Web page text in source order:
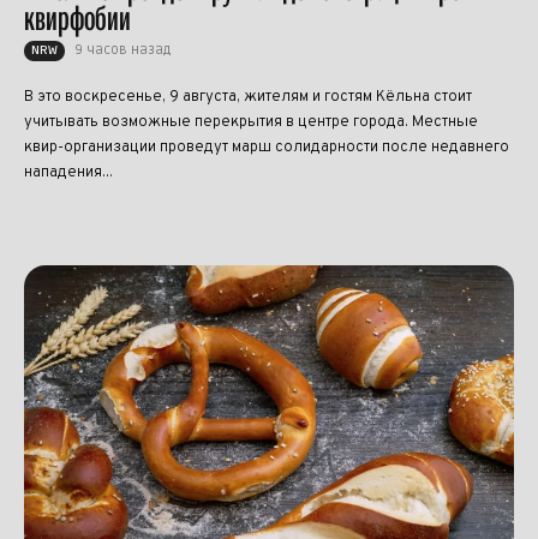
квирфобии
NRW 9 часов назад
В это воскресенье, 9 августа, жителям и гостям Кёльна стоит
учитывать возможные перекрытия в центре города. Местные
квир-организации проведут марш солидарности после недавнего
нападения...